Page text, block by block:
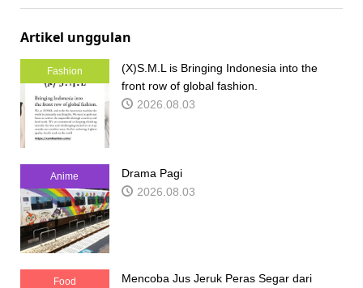
Artikel unggulan
Fashion
(X)S.M.L is Bringing Indonesia into the
front row of global fashion.
2026.08.03
Anime
Drama Pagi
2026.08.03
Food
Mencoba Jus Jeruk Peras Segar dari